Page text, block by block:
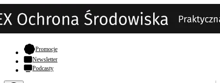
Promocje- otwiera się w nowej karcie
Newsletter
Podcasty